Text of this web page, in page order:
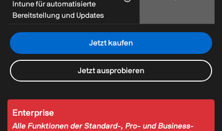
Intune für automatisierte
Bereitstellung und Updates
Jetzt kaufen
Jetzt ausprobieren
Enterprise
Alle Funktionen der Standard-, Pro- und Business-